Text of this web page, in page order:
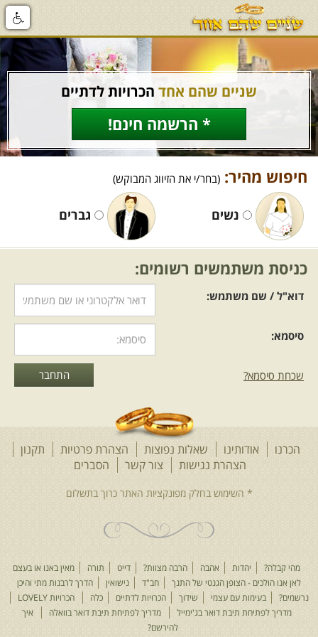
שניים שהם אחד הכרויות לדתיים
* הרשמה חינם!
חיפוש מהיר: (בחר/י את הזיווג המבוקש)
נשים גברים
כניסת משתמשים רשומים:
דוא"ל / שם משתמש:
סיסמא:
שכחת סיסמא?
הכרנו אודותינו שאלות נפוצות הצהרת פרטיות
תקנון
הצהרת נגישות
צור קשר הסברים
מהי קבלה? יהדות אהבה הרבה מצוות? דייט תורה
מאין באנו או בעצם
לאן אנו הולכים - הצופן הגנטי של התנך
חב"ד נישואין
הדרך לרבנות מתי והיכן
נרשמים?
בעימות עם עצמי שידוך הכרויות לדתיים כלה
הכרויות LOVELY
מדריך לפתיחת תיבת דואר בג'ימייל
מדריך לפתיחת תיבת דואר בוואלה
איך
להירשם?